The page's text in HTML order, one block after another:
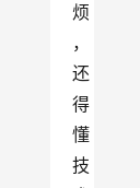
烦
，
还
得
懂
技